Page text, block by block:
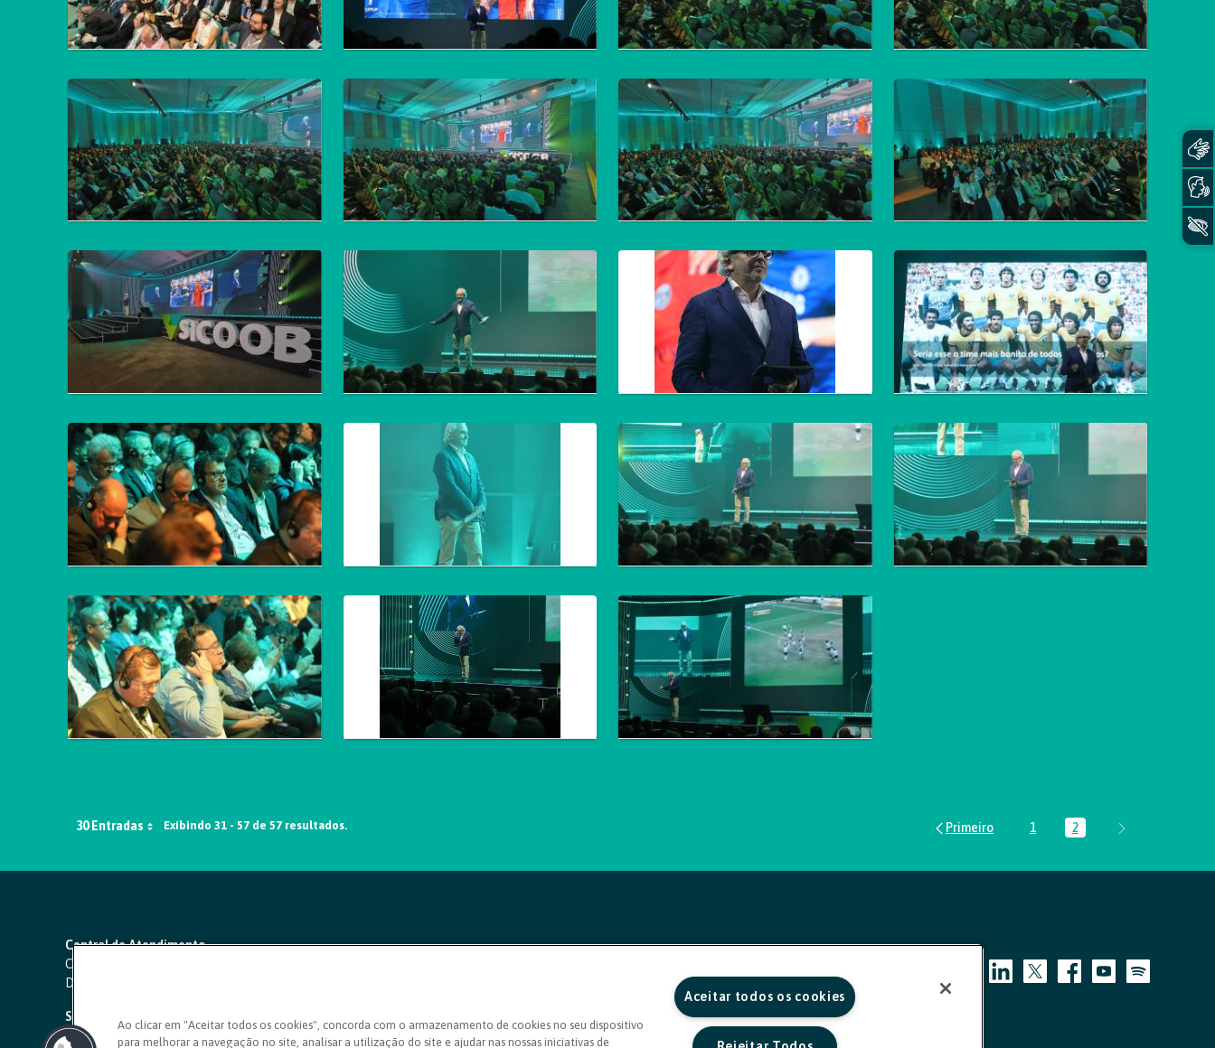
30 Entradas Exibindo 31 - 57 de 57 resultados.
Página
1 Página
2
Central de Atendimento
Capitais e regiões metropolitanas:
Demais localidades:
SAC 24 horas
Ao clicar em "Aceitar todos os cookies", concorda com o armazenamento de cookies no seu dispositivo
para melhorar a navegação no site, analisar a utilização do site e ajudar nas nossas iniciativas de
Aceitar todos os cookies